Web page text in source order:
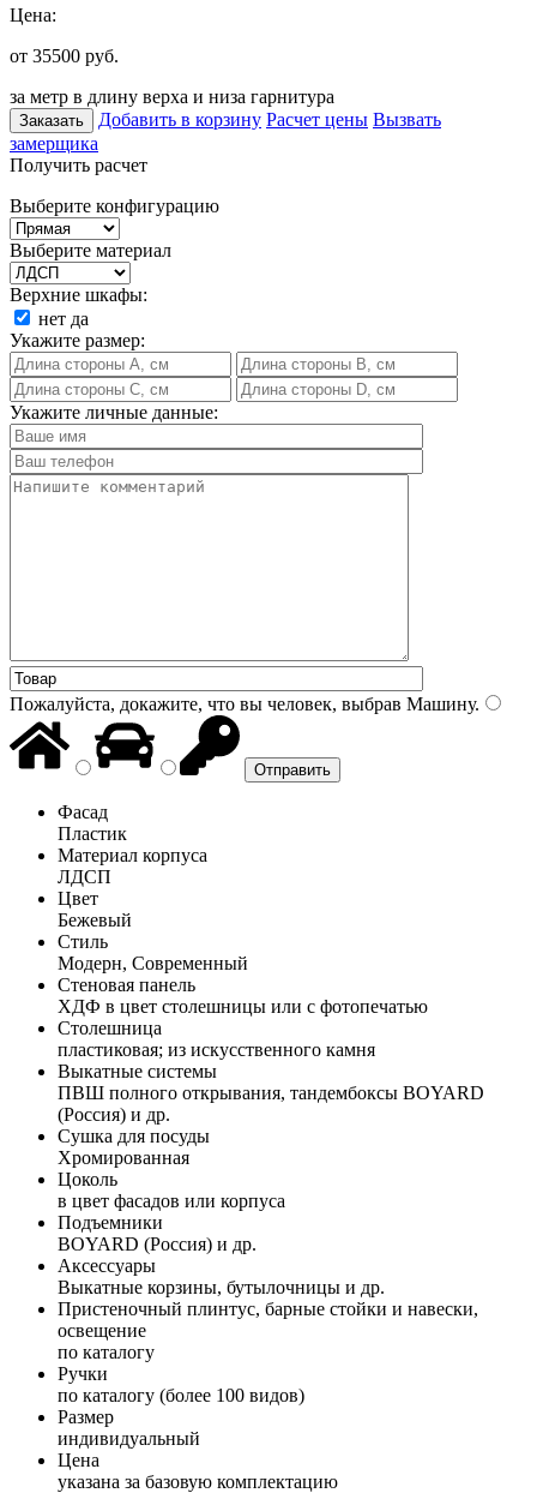
Цена:
от 35500 руб.
за метр в длину верха и низа гарнитура
Заказать Добавить в корзину Расчет цены Вызвать
замерщика
Получить расчет
Выберите конфигурацию
Выберите материал
Верхние шкафы:
нет да
Укажите размер:
Укажите личные данные:
Пожалуйста, докажите, что вы человек, выбрав Машину.
Фасад
Пластик
Материал корпуса
ЛДСП
Цвет
Бежевый
Стиль
Модерн, Современный
Стеновая панель
ХДФ в цвет столешницы или с фотопечатью
Столешница
пластиковая; из искусственного камня
Выкатные системы
ПВШ полного открывания, тандембоксы BOYARD
(Россия) и др.
Сушка для посуды
Хромированная
Цоколь
в цвет фасадов или корпуса
Подъемники
BOYARD (Россия) и др.
Аксессуары
Выкатные корзины, бутылочницы и др.
Пристеночный плинтус, барные стойки и навески,
освещение
по каталогу
Ручки
по каталогу (более 100 видов)
Размер
индивидуальный
Цена
указана за базовую комплектацию